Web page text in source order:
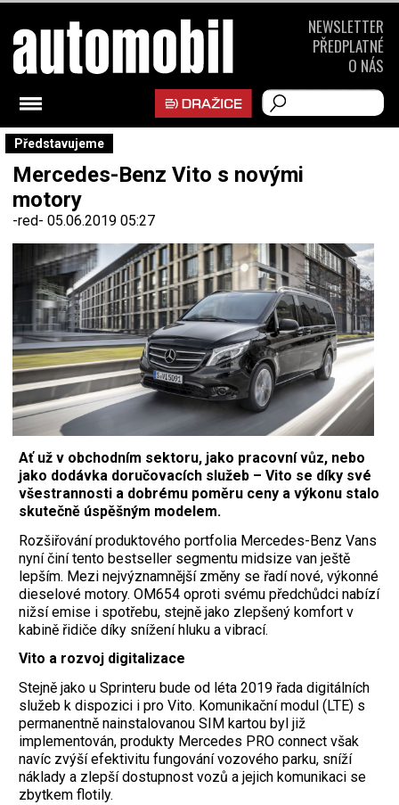
Představujeme
Mercedes-Benz Vito s novými
motory
-red- 05.06.2019 05:27
Ať už v obchodním sektoru, jako pracovní vůz, nebo
jako dodávka doručovacích služeb – Vito se díky své
všestrannosti a dobrému poměru ceny a výkonu stalo
skutečně úspěšným modelem.
Rozšiřování produktového portfolia Mercedes-Benz Vans
nyní činí tento bestseller segmentu midsize van ještě
lepším. Mezi nejvýznamnější změny se řadí nové, výkonné
dieselové motory. OM654 oproti svému předchůdci nabízí
nižsí emise i spotřebu, stejně jako zlepšený komfort v
kabině řidiče díky snížení hluku a vibrací.
Vito a rozvoj digitalizace
Stejně jako u Sprinteru bude od léta 2019 řada digitálních
služeb k dispozici i pro Vito. Komunikační modul (LTE) s
permanentně nainstalovanou SIM kartou byl již
implementován, produkty Mercedes PRO connect však
navíc zvýší efektivitu fungování vozového parku, sníží
náklady a zlepší dostupnost vozů a jejich komunikaci se
zbytkem flotily.
NEWSLETTER
PŘEDPLATNÉ
O NÁS